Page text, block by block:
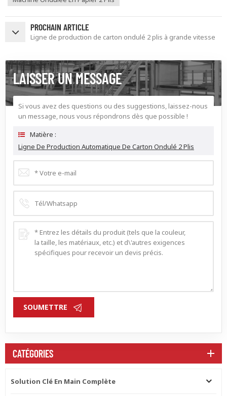
PROCHAIN ARTICLE
Ligne de production de carton ondulé 2 plis à grande vitesse
LAISSER UN MESSAGE
Si vous avez des questions ou des suggestions, laissez-nous
un message, nous vous répondrons dès que possible !
Matière :
Ligne De Production Automatique De Carton Ondulé 2 Plis
SOUMETTRE
CATÉGORIES
Solution Clé En Main Complète